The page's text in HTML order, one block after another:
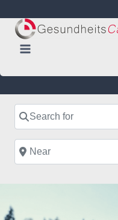
content
Search for
Near